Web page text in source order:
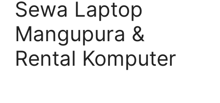
Sewa Laptop
Mangupura &
Rental Komputer